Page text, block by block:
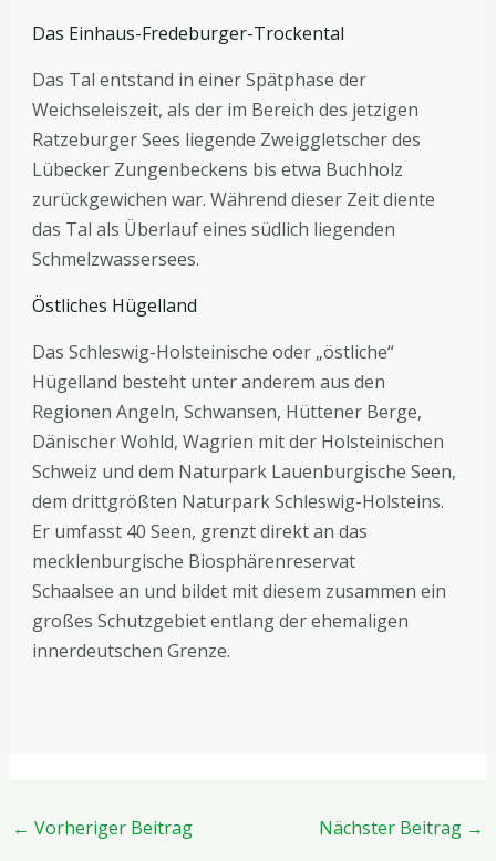
Das Einhaus-Fredeburger-Trockental
Das Tal entstand in einer Spätphase der
Weichseleiszeit, als der im Bereich des jetzigen
Ratzeburger Sees liegende Zweiggletscher des
Lübecker Zungenbeckens bis etwa Buchholz
zurückgewichen war. Während dieser Zeit diente
das Tal als Überlauf eines südlich liegenden
Schmelzwassersees.
Östliches Hügelland
Das Schleswig-Holsteinische oder „östliche“
Hügelland besteht unter anderem aus den
Regionen Angeln, Schwansen, Hüttener Berge,
Dänischer Wohld, Wagrien mit der Holsteinischen
Schweiz und dem Naturpark Lauenburgische Seen,
dem drittgrößten Naturpark Schleswig-Holsteins.
Er umfasst 40 Seen, grenzt direkt an das
mecklenburgische Biosphärenreservat
Schaalsee an und bildet mit diesem zusammen ein
großes Schutzgebiet entlang der ehemaligen
innerdeutschen Grenze.
← Vorheriger Beitrag Nächster Beitrag →